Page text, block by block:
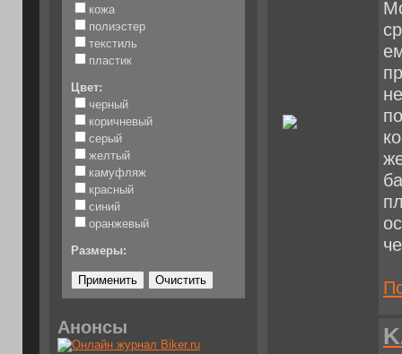
кожа
полиэстер
текстиль
пластик
Цвет:
черный
коричневый
серый
желтый
камуфляж
красный
синий
оранжевый
Размеры:
Анонсы